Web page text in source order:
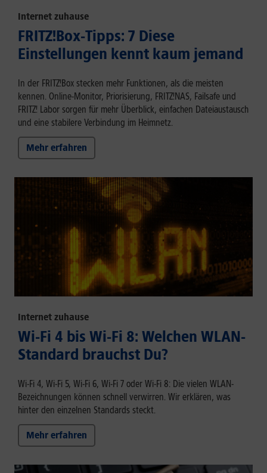
Internet zuhause
FRITZ!Box-Tipps: 7 Diese
Einstellungen kennt kaum jemand
In der FRITZ!Box stecken mehr Funktionen, als die meisten
kennen. Online-Monitor, Priorisierung, FRITZ!NAS, Failsafe und
FRITZ! Labor sorgen für mehr Überblick, einfachen Dateiaustausch
und eine stabilere Verbindung im Heimnetz.
Mehr erfahren
Internet zuhause
Wi-Fi 4 bis Wi-Fi 8: Welchen WLAN-
Standard brauchst Du?
Wi-Fi 4, Wi-Fi 5, Wi-Fi 6, Wi-Fi 7 oder Wi-Fi 8: Die vielen WLAN-
Bezeichnungen können schnell verwirren. Wir erklären, was
hinter den einzelnen Standards steckt.
Mehr erfahren